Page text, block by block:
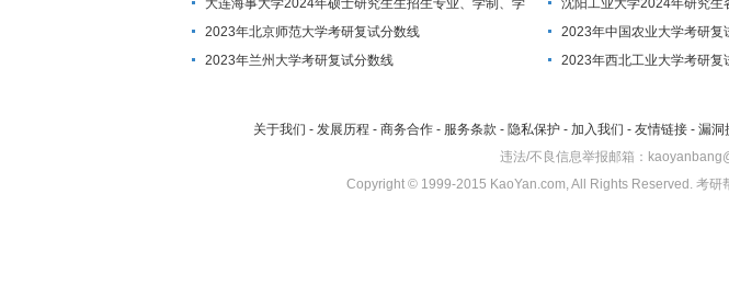
大连海事大学2024年硕士研究生生招生专业、学制、学
费标准及拟招生人数
沈阳工业大学2024年研究生
2023年北京师范大学考研复试分数线
2023年中国农业大学考研复
2023年兰州大学考研复试分数线
2023年西北工业大学考研复
关于我们 - 发展历程 - 商务合作 - 服务条款 - 隐私保护 - 加入我们 - 友情链接 - 漏洞
违法/不良信息举报邮箱：
Copyright © 1999-2015 KaoYan.com, All Rights Reserved. 考研